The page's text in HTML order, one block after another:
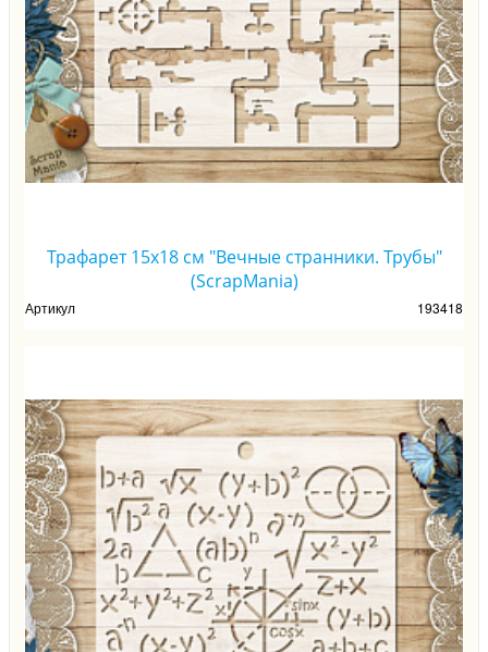
Трафарет 15х18 см "Вечные странники. Трубы"
(ScrapMania)
Артикул 193418